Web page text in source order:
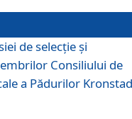
de selecție și
Consiliului de
a Pădurilor